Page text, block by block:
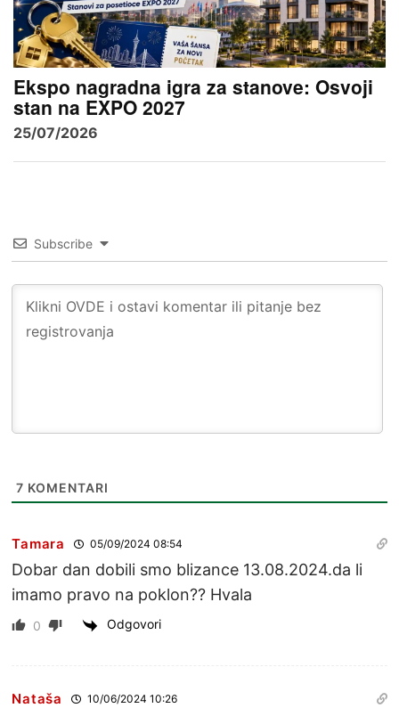
Ekspo nagradna igra za stanove: Osvoji
stan na EXPO 2027
25/07/2026
Subscribe
7 KOMENTARI
Tamara 05/09/2024 08:54
Dobar dan dobili smo blizance 13.08.2024.da li
imamo pravo na poklon?? Hvala
0 Odgovori
Nataša 10/06/2024 10:26